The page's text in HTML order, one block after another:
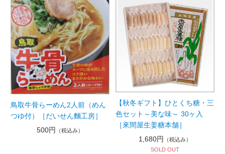
鳥取牛骨らーめん2人前（めん
つゆ付）［だいせん麵工房］
500円
（税込み）
【秋冬ギフト】ひとくち糖・三
色セット～美な味～ 30ヶ入
［來間屋生姜糖本舗］
1,680円
（税込み）
SOLD OUT